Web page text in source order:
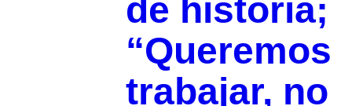
de historia;
“Queremos
trabajar, no